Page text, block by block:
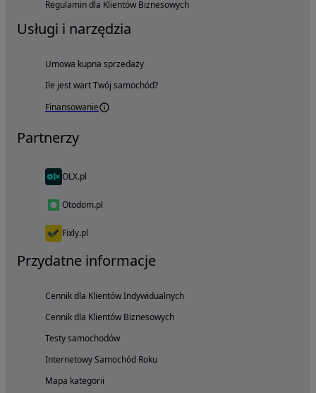
Regulamin dla Klientów Biznesowych
Usługi i narzędzia
Umowa kupna sprzedaży
Ile jest wart Twój samochód?
Finansowanie
Partnerzy
OLX.pl
Otodom.pl
Fixly.pl
Przydatne informacje
Cennik dla Klientów Indywidualnych
Cennik dla Klientów Biznesowych
Testy samochodów
Internetowy Samochód Roku
Mapa kategorii